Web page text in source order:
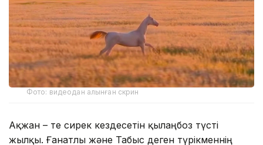
Фото: видеодан алынған скрин
Ақжан – өте сирек кездесетін қылаңбоз түсті
жылқы. Ғанатлы және Табыс деген түрікменнің